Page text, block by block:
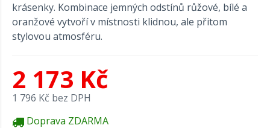
krásenky. Kombinace jemných odstínů růžové, bílé a
oranžové vytvoří v místnosti klidnou, ale přitom
stylovou atmosféru.
2 173 Kč
1 796 Kč bez DPH
Doprava ZDARMA